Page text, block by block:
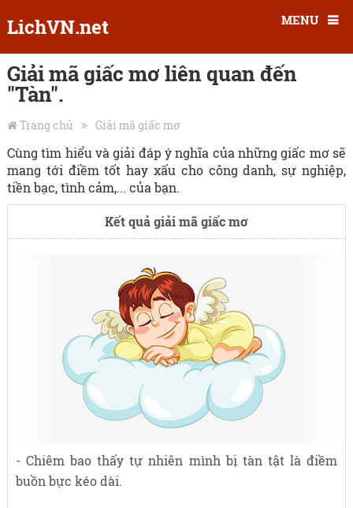
LichVN.net MENU
Giải mã giấc mơ liên quan đến
"Tàn".
Trang chủ Giải mã giấc mơ
Cùng tìm hiểu và giải đáp ý nghĩa của những giấc mơ sẽ
mang tới điềm tốt hay xấu cho công danh, sự nghiệp,
tiền bạc, tình cảm,... của bạn.
Kết quả giải mã giấc mơ
- Chiêm bao thấy tự nhiên mình bị tàn tật là điềm
buồn bực kéo dài.